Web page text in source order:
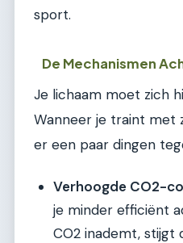
sport.
De Mechanismen
Je lichaam moet zich
Wanneer je traint met
er een paar dingen
Verhoogde CO2-
je minder efficiënt
CO2 inademt, stijgt